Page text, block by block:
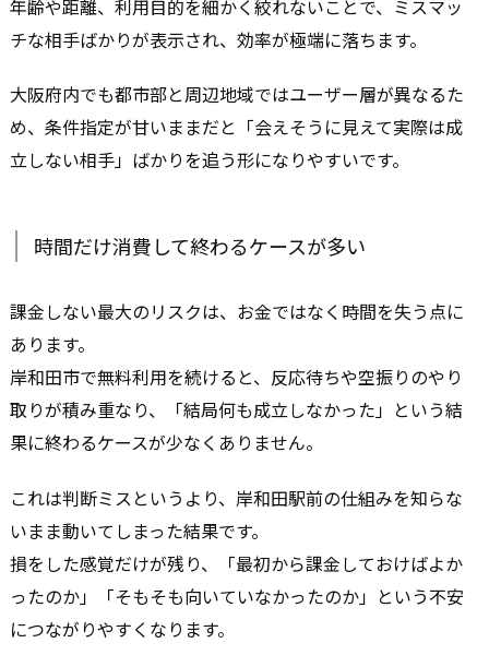
年齢や距離、利用目的を細かく絞れないことで、ミスマッ
チな相手ばかりが表示され、効率が極端に落ちます。
大阪府内でも都市部と周辺地域ではユーザー層が異なるた
め、条件指定が甘いままだと「会えそうに見えて実際は成
立しない相手」ばかりを追う形になりやすいです。
時間だけ消費して終わるケースが多い
課金しない最大のリスクは、お金ではなく時間を失う点に
あります。
岸和田市で無料利用を続けると、反応待ちや空振りのやり
取りが積み重なり、「結局何も成立しなかった」という結
果に終わるケースが少なくありません。
これは判断ミスというより、岸和田駅前の仕組みを知らな
いまま動いてしまった結果です。
損をした感覚だけが残り、「最初から課金しておけばよか
ったのか」「そもそも向いていなかったのか」という不安
につながりやすくなります。